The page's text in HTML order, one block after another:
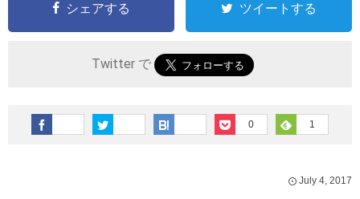
シェアする ツイートする
Twitter で
0 1
July 4, 2017